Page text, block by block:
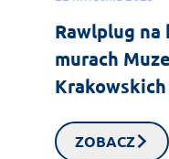
Rawlplug
murach
ZOBACZ